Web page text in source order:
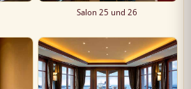
Salon 25 und 26